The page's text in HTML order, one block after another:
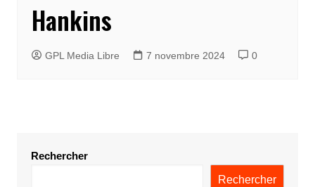
Hankins
GPL Media Libre 7 novembre 2024 0
Rechercher
Rechercher